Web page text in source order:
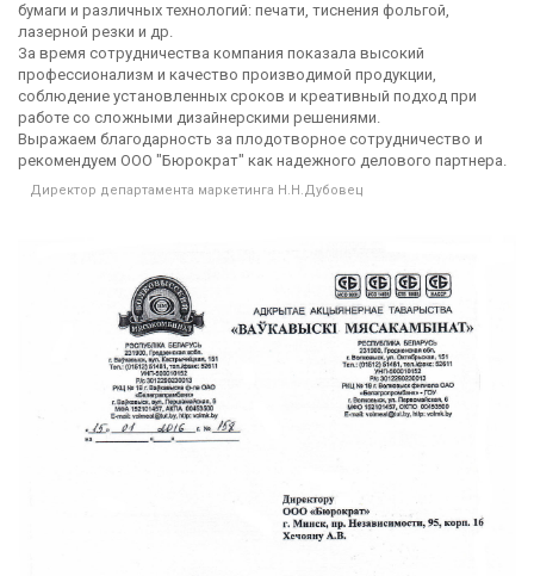
бумаги и различных технологий: печати, тиснения фольгой,
лазерной резки и др.
За время сотрудничества компания показала высокий
профессионализм и качество производимой продукции,
соблюдение установленных сроков и креативный подход при
работе со сложными дизайнерскими решениями.
Выражаем благодарность за плодотворное сотрудничество и
рекомендуем ООО "Бюрократ" как надежного делового партнера.
Директор департамента маркетинга Н.Н.Дубовец